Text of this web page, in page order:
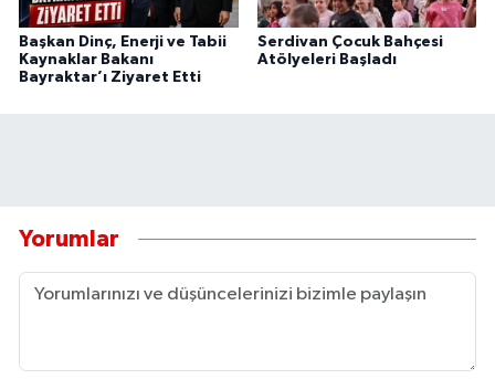
Başkan Dinç, Enerji ve Tabii
Kaynaklar Bakanı
Bayraktar’ı Ziyaret Etti
Serdivan Çocuk Bahçesi
Atölyeleri Başladı
Yorumlar